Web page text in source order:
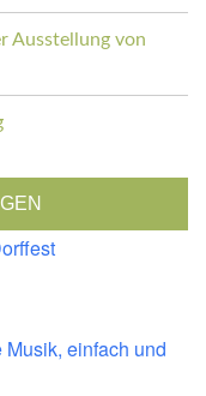
Ausstellung von
einfach und